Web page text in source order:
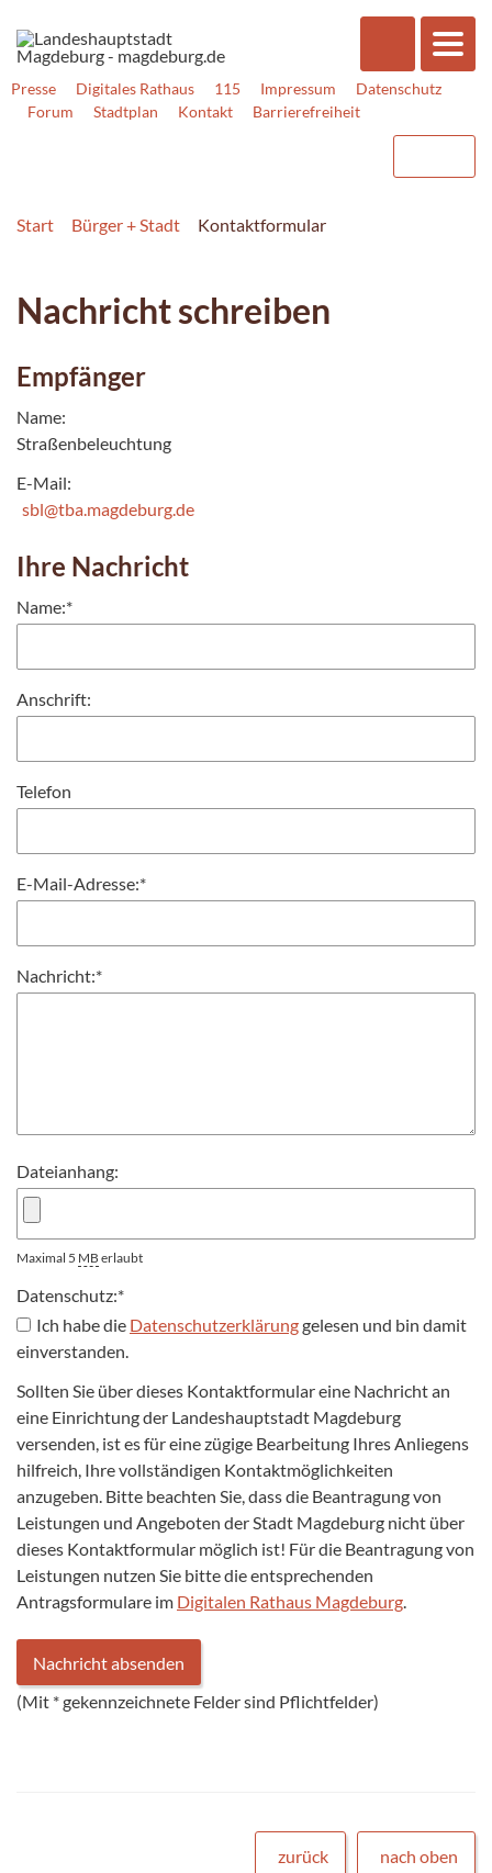
Presse Digitales Rathaus 115 Impressum
Datenschutz
Forum
Stadtplan Kontakt Barrierefreiheit
Start Bürger + Stadt Kontaktformular
Nachricht schreiben
Empfänger
Name:
Straßenbeleuchtung
E-Mail:
sbl@tba.magdeburg.de
Ihre Nachricht
Name:*
Anschrift:
Telefon
E-Mail-Adresse:*
Nachricht:*
Dateianhang:
Maximal 5 MB erlaubt
Datenschutz:*
Ich habe die Datenschutzerklärunggelesen und bin damit
einverstanden.
Sollten Sie über dieses Kontaktformular eine Nachricht an
eine Einrichtung der Landeshauptstadt Magdeburg
versenden, ist es für eine zügige Bearbeitung Ihres Anliegens
hilfreich, Ihre vollständigen Kontaktmöglichkeiten
anzugeben. Bitte beachten Sie, dass die Beantragung von
Leistungen und Angeboten der Stadt Magdeburg nicht über
dieses Kontaktformular möglich ist! Für die Beantragung von
Leistungen nutzen Sie bitte die entsprechenden
Antragsformulare im Digitalen Rathaus Magdeburg.
(Mit *gekennzeichnete Felder sind Pflichtfelder)
zurück nach oben